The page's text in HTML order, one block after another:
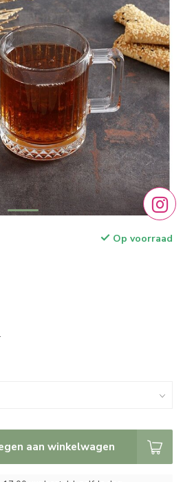
Op voorraad
.
aan winkelwagen